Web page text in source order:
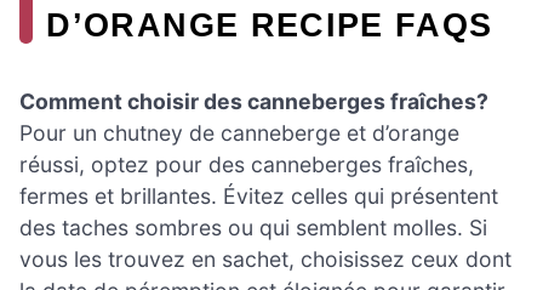
D’ORANGE RECIPE FAQS
Comment choisir des canneberges fraîches?
Pour un chutney de canneberge et d’orange
réussi, optez pour des canneberges fraîches,
fermes et brillantes. Évitez celles qui présentent
des taches sombres ou qui semblent molles. Si
vous les trouvez en sachet, choisissez ceux dont